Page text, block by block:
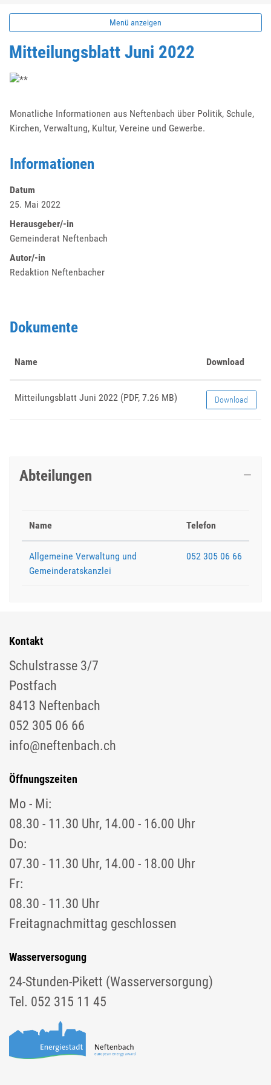
Menü anzeigen
Mitteilungsblatt Juni 2022
Monatliche Informationen aus Neftenbach über Politik, Schule,
Kirchen, Verwaltung, Kultur, Vereine und Gewerbe.
Informationen
Datum
25. Mai 2022
Herausgeber/-in
Gemeinderat Neftenbach
Autor/-in
Redaktion Neftenbacher
Dokumente
Name Download
Mitteilungsblatt Juni 2022 (PDF, 7.26 MB) Download
Abteilungen
Name Telefon
Allgemeine Verwaltung und
Gemeinderatskanzlei
052 305 06 66
Kontakt
Schulstrasse 3/7
Postfach
8413 Neftenbach
052 305 06 66
info@neftenbach.ch
Öffnungszeiten
Mo - Mi:
08.30 - 11.30 Uhr, 14.00 - 16.00 Uhr
Do:
07.30 - 11.30 Uhr, 14.00 - 18.00 Uhr
Fr:
08.30 - 11.30 Uhr
Freitagnachmittag geschlossen
Wasserversogung
24-Stunden-Pikett (Wasserversorgung)
Tel. 052 315 11 45